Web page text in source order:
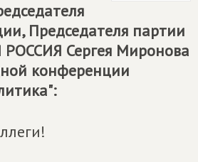
Председателя партии
Сергея Миронова
конференции